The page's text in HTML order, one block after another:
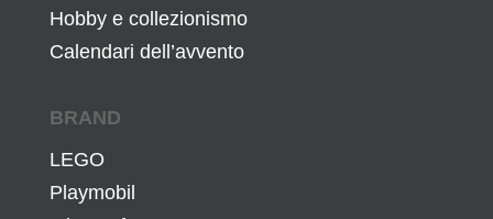
Hobby e collezionismo
Calendari dell’avvento
BRAND
LEGO
Playmobil